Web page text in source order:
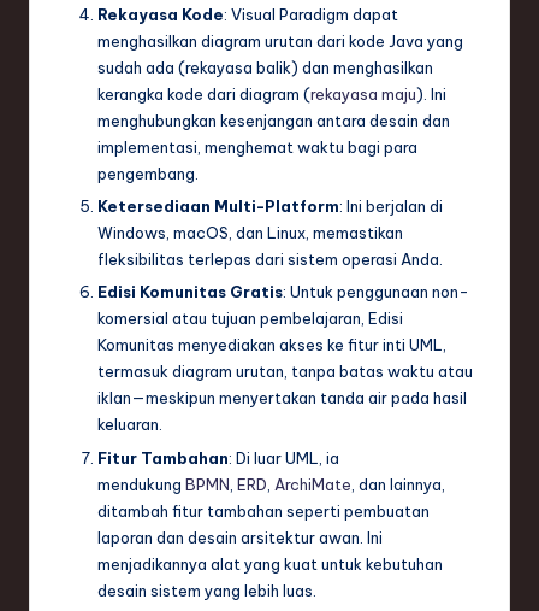
Rekayasa Kode: Visual Paradigm dapat
menghasilkan diagram urutan dari kode Java yang
sudah ada (rekayasa balik) dan menghasilkan
kerangka kode dari diagram (rekayasa maju). Ini
menghubungkan kesenjangan antara desain dan
implementasi, menghemat waktu bagi para
pengembang.
Ketersediaan Multi-Platform: Ini berjalan di
Windows, macOS, dan Linux, memastikan
fleksibilitas terlepas dari sistem operasi Anda.
Edisi Komunitas Gratis: Untuk penggunaan non-
komersial atau tujuan pembelajaran, Edisi
Komunitas menyediakan akses ke fitur inti UML,
termasuk diagram urutan, tanpa batas waktu atau
iklan—meskipun menyertakan tanda air pada hasil
keluaran.
Fitur Tambahan: Di luar UML, ia
mendukung BPMN ERD ArchiMate , dan lainnya,
ditambah fitur tambahan seperti pembuatan
laporan dan desain arsitektur awan. Ini
menjadikannya alat yang kuat untuk kebutuhan
desain sistem yang lebih luas.